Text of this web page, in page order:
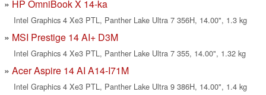
HP OmniBook X 14-ka
Intel Graphics 4 Xe3 PTL, Panther Lake Ultra 7 356H, 14.00", 1.3 kg
MSI Prestige 14 AI+ D3M
Intel Graphics 4 Xe3 PTL, Panther Lake Ultra 7 355, 14.00", 1.32 kg
Acer Aspire 14 AI A14-I71M
Intel Graphics 4 Xe3 PTL, Panther Lake Ultra 9 386H, 14.00", 1.4 kg